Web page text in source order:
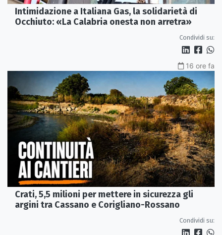
Intimidazione a Italiana Gas, la solidarietà di
Occhiuto: «La Calabria onesta non arretra»
Condividi su:
16 ore fa
Crati, 5,5 milioni per mettere in sicurezza gli
argini tra Cassano e Corigliano-Rossano
Condividi su: